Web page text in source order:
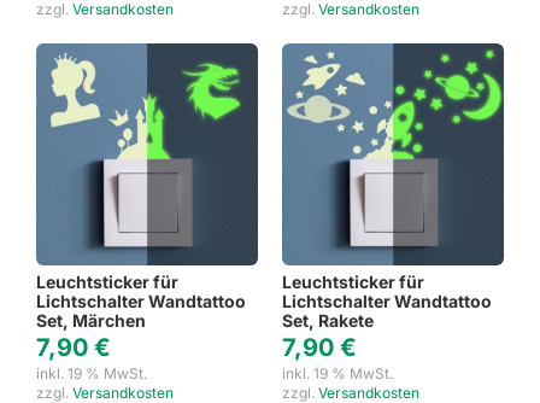
zzgl. Versandkosten zzgl. Versandkosten
Leuchtsticker für
Lichtschalter Wandtattoo
Set, Märchen
7,90 €
inkl. 19 % MwSt.
zzgl. Versandkosten
Leuchtsticker für
Lichtschalter Wandtattoo
Set, Rakete
7,90 €
inkl. 19 % MwSt.
zzgl. Versandkosten